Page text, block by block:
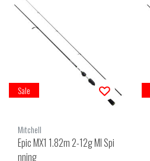
Sale
Mitchell
Epic MX1 1.82m 2-12g Ml Spi
nning